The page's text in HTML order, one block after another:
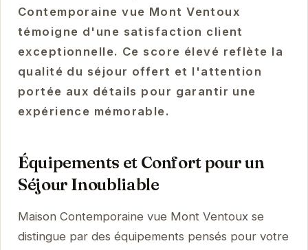
Contemporaine vue Mont Ventoux
témoigne d'une satisfaction client
exceptionnelle. Ce score élevé reflète la
qualité du séjour offert et l'attention
portée aux détails pour garantir une
expérience mémorable.
Équipements et Confort pour un
Séjour Inoubliable
Maison Contemporaine vue Mont Ventoux se
distingue par des équipements pensés pour votre